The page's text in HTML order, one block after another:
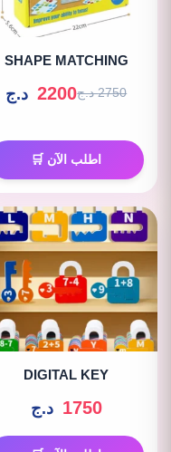
SHAPE MATCHING
2750 د.ج 2200 د.ج
اطلب الآن 🛒
DIGITAL KEY
1750 د.ج